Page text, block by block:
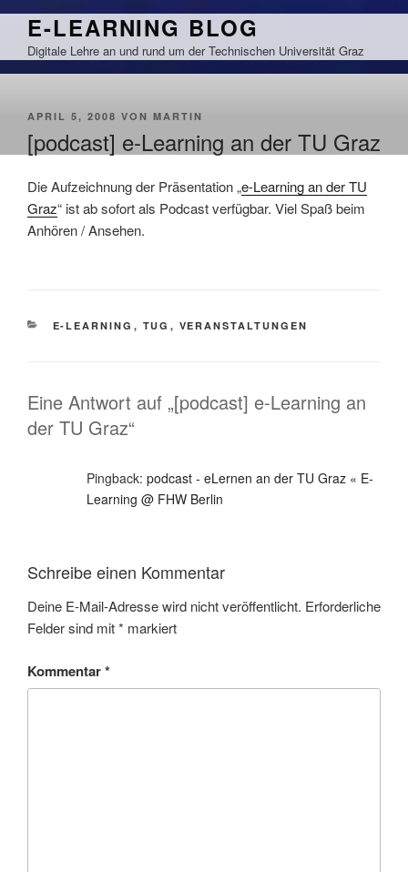
Zum
springen
E-LEARNING BLOG
Digitale Lehre an und rund um der Technischen Universität Graz
VERÖFFENTLICHT
APRIL 5, 2008 VON MARTIN
[podcast] e-Learning an der TU Graz
Die Aufzeichnung der Präsentation „e-Learning an der TU
Graz“ ist ab sofort als Podcast verfügbar. Viel Spaß beim
Anhören / Ansehen.
KATEGORIEN
E-LEARNING , TUG , VERANSTALTUNGEN
Eine Antwort auf „[podcast] e-Learning an
der TU Graz“
Pingback: podcast - eLernen an der TU Graz « E-
Learning @ FHW Berlin
Schreibe einen Kommentar
Deine E-Mail-Adresse wird nicht veröffentlicht. Erforderliche
Felder sind mit* markiert
Kommentar*